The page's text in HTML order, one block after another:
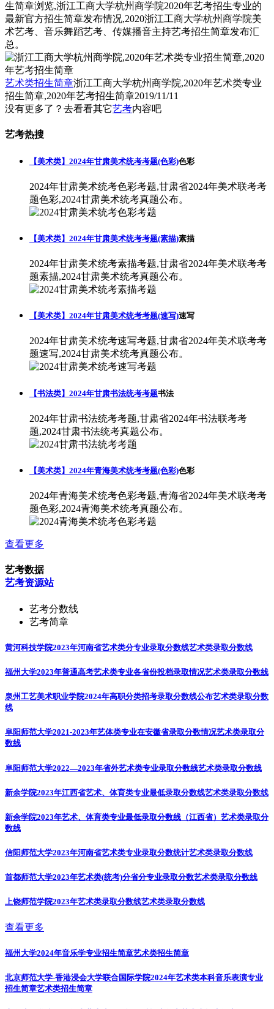
生简章浏览,浙江工商大学杭州商学院2020年艺考招生专业的
最新官方招生简章发布情况,2020浙江工商大学杭州商学院美
术艺考、音乐舞蹈艺考、传媒播音主持艺考招生简章发布汇
总。
艺术类招生简章浙江工商大学杭州商学院,2020年艺术类专业
招生简章,2020年艺考招生简章2019/11/11
没有更多了？去看看其它艺考内容吧
艺考热搜
【美术类】2024年甘肃美术统考考题(色彩)色彩
2024年甘肃美术统考色彩考题,甘肃省2024年美术联考考
题色彩,2024甘肃美术统考真题公布。
【美术类】2024年甘肃美术统考考题(素描)素描
2024年甘肃美术统考素描考题,甘肃省2024年美术联考考
题素描,2024甘肃美术统考真题公布。
【美术类】2024年甘肃美术统考考题(速写)速写
2024年甘肃美术统考速写考题,甘肃省2024年美术联考考
题速写,2024甘肃美术统考真题公布。
【书法类】2024年甘肃书法统考考题书法
2024年甘肃书法统考考题,甘肃省2024年书法联考考
题,2024甘肃书法统考真题公布。
【美术类】2024年青海美术统考考题(色彩)色彩
2024年青海美术统考色彩考题,青海省2024年美术联考考
题色彩,2024青海美术统考真题公布。
查看更多
艺考数据
艺考资源站
艺考分数线
艺考简章
黄河科技学院2023年河南省艺术类分专业录取分数线艺术类录取分数线
福州大学2023年普通高考艺术类专业各省份投档录取情况艺术类录取分数线
泉州工艺美术职业学院2024年高职分类招考录取分数线公布艺术类录取分数
线
阜阳师范大学2021-2023年艺体类专业在安徽省录取分数情况艺术类录取分
数线
阜阳师范大学2022—2023年省外艺术类专业录取分数线艺术类录取分数线
新余学院2023年江西省艺术、体育类专业最低录取分数线艺术类录取分数线
新余学院2023年艺术、体育类专业最低录取分数线（江西省） 艺术类录取分
数线
信阳师范大学2023年河南省艺术类专业录取分数统计艺术类录取分数线
首都师范大学2023年艺术类(统考)分省分专业录取分数艺术类录取分数线
上饶师范学院2023年艺术类录取分数线艺术类录取分数线
查看更多
福州大学2024年音乐学专业招生简章艺术类招生简章
北京师范大学-香港浸会大学联合国际学院2024年艺术类本科音乐表演专业
招生简章艺术类招生简章